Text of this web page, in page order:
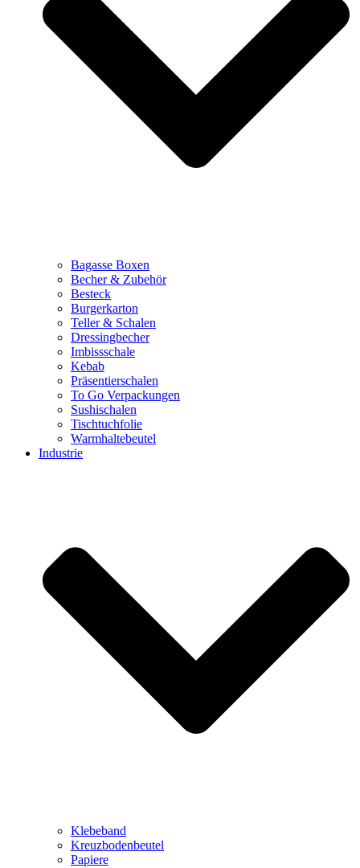
Bagasse Boxen
Becher & Zubehör
Besteck
Burgerkarton
Teller & Schalen
Dressingbecher
Imbissschale
Kebab
Präsentierschalen
To Go Verpackungen
Sushischalen
Tischtuchfolie
Warmhaltebeutel
Industrie
Klebeband
Kreuzbodenbeutel
Papiere